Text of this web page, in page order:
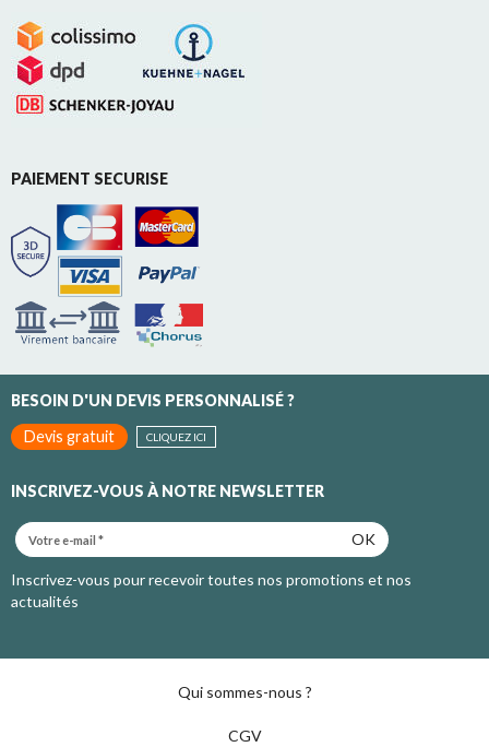
PAIEMENT SECURISE
BESOIN D'UN DEVIS PERSONNALISÉ ?
Devis gratuit
CLIQUEZ ICI
INSCRIVEZ-VOUS À NOTRE NEWSLETTER
OK
Inscrivez-vous pour recevoir toutes nos promotions et nos
actualités
Qui sommes-nous ?
CGV